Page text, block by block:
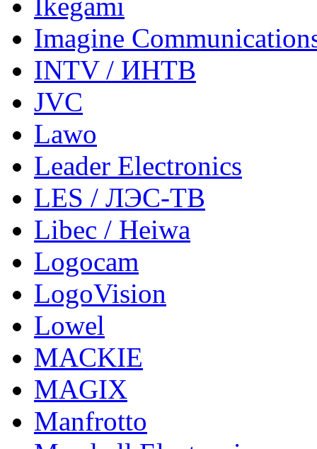
Ikegami
Imagine
INTV / ИНТВ
JVC
Lawo
Leader Electronics
LES / ЛЭС-ТВ
Libec / Heiwa
Logocam
LogoVision
Lowel
MACKIE
MAGIX
Manfrotto